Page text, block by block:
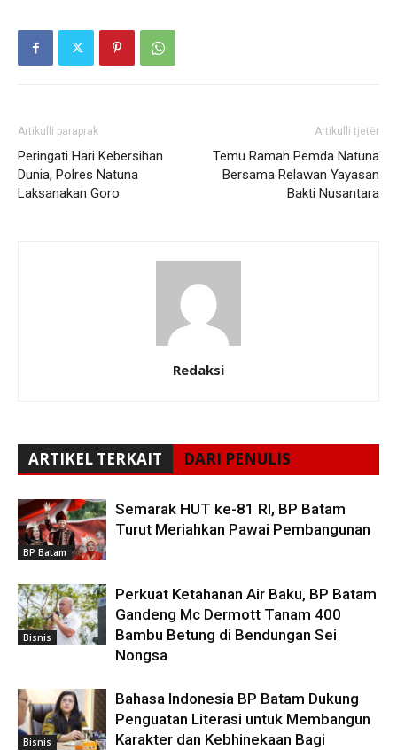
Artikulli paraprak
Peringati Hari Kebersihan
Dunia, Polres Natuna
Laksanakan Goro
Artikulli tjetër
Temu Ramah Pemda Natuna
Bersama Relawan Yayasan
Bakti Nusantara
Redaksi
ARTIKEL TERKAIT DARI PENULIS
BP Batam
Semarak HUT ke-81 RI, BP Batam
Turut Meriahkan Pawai Pembangunan
Bisnis
Perkuat Ketahanan Air Baku, BP Batam
Gandeng Mc Dermott Tanam 400
Bambu Betung di Bendungan Sei
Nongsa
Bisnis
Bahasa Indonesia BP Batam Dukung
Penguatan Literasi untuk Membangun
Karakter dan Kebhinekaan Bagi